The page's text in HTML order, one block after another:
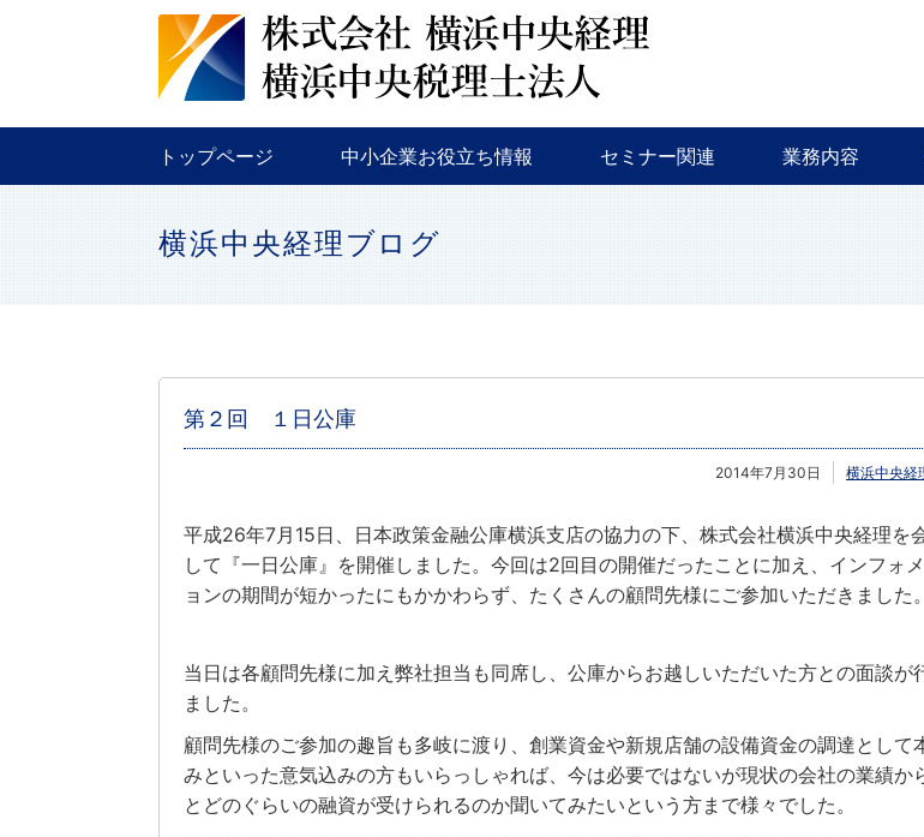
トップページ 中小企業お役立ち情報 セミナー関連 業務内容
横浜中央経理ブログ
第２回 １日公庫
2014年7月30日 横浜中央経
平成26年7月15日、日本政策金融公庫横浜支店の協力の下、株式会社横浜中央経理を
して『一日公庫』を開催しました。今回は2回目の開催だったことに加え、インフォ
ョンの期間が短かったにもかかわらず、たくさんの顧問先様にご参加いただきました。
当日は各顧問先様に加え弊社担当も同席し、公庫からお越しいただいた方との面談が
ました。
顧問先様のご参加の趣旨も多岐に渡り、創業資金や新規店舗の設備資金の調達として
みといった意気込みの方もいらっしゃれば、今は必要ではないが現状の会社の業績か
とどのぐらいの融資が受けられるのか聞いてみたいという方まで様々でした。
税務
金融
補助金・助成金